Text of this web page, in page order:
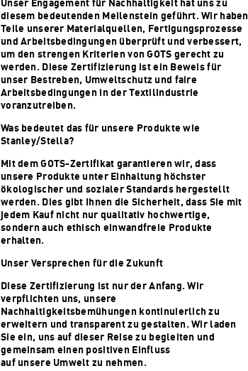
Unser Engagement für Nachhaltigkeit hat uns zu
diesem bedeutenden Meilenstein geführt. Wir haben
Teile unserer Materialquellen, Fertigungsprozesse
und Arbeitsbedingungen überprüft und verbessert,
um den strengen Kriterien von GOTS gerecht zu
werden. Diese Zertifizierung ist ein Beweis für
unser Bestreben, Umweltschutz und faire
Arbeitsbedingungen in der Textilindustrie
voranzutreiben.
Was bedeutet das für unsere Produkte wie
Stanley/Stella?
Mit dem GOTS-Zertifikat garantieren wir, dass
unsere Produkte unter Einhaltung höchster
ökologischer und sozialer Standards hergestellt
werden. Dies gibt Ihnen die Sicherheit, dass Sie mit
jedem Kauf nicht nur qualitativ hochwertige,
sondern auch ethisch einwandfreie Produkte
erhalten.
Unser Versprechen für die Zukunft
Diese Zertifizierung ist nur der Anfang. Wir
verpflichten uns, unsere
Nachhaltigkeitsbemühungen kontinuierlich zu
erweitern und transparent zu gestalten. Wir laden
Sie ein, uns auf dieser Reise zu begleiten und
gemeinsam einen positiven Einfluss
auf unsere Umwelt zu nehmen.